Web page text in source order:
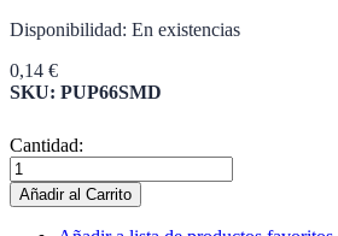
Disponibilidad: En existencias
0,14 €
SKU: PUP66SMD
Cantidad:
Añadir al Carrito